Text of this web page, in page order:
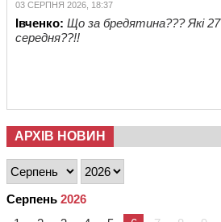
03 СЕРПНЯ 2026, 18:37
Івченко: Що за бредятина??? Які 27
середня??!!
АРХІВ НОВИН
Серпень 2026